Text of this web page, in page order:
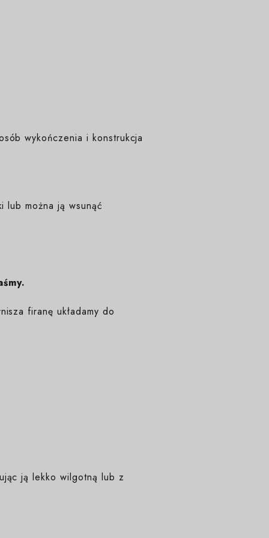
wykończenia i konstrukcja
lub można ją wsunąć
firanę układamy do
ją lekko wilgotną lub z